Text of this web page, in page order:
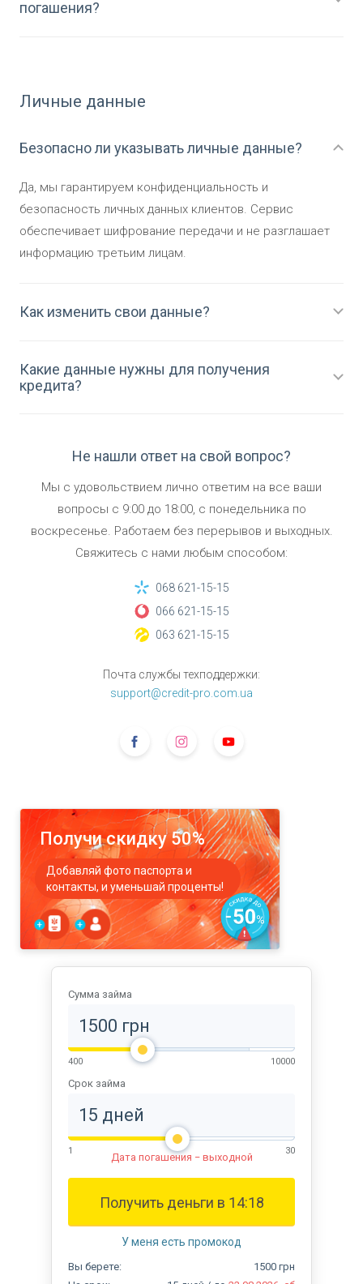
погашения?
Личные данные
Безопасно ли указывать личные данные?
Да, мы гарантируем конфиденциальность и
безопасность личных данных клиентов. Сервис
обеспечивает шифрование передачи и не разглашает
информацию третьим лицам.
Как изменить свои данные?
Какие данные нужны для получения
кредита?
Не нашли ответ на свой вопрос?
Мы с удовольствием лично ответим на все ваши
вопросы с 9:00до 18:00, с понедельника по
воскресенье. Работаем без перерывов и выходных.
Свяжитесь с нами любым способом:
068 621-15-15
066 621-15-15
063 621-15-15
Почта службы техподдержки:
support@credit-pro.com.ua
Получи скидку 50%
Добавляй фото паспорта и
контакты, и уменьшай проценты!
Сумма займа
400 10000
Срок займа
1 30
Дата погашения − выходной
Получить деньги в 14:18
У меня есть промокод
Вы берете: 1500 грн